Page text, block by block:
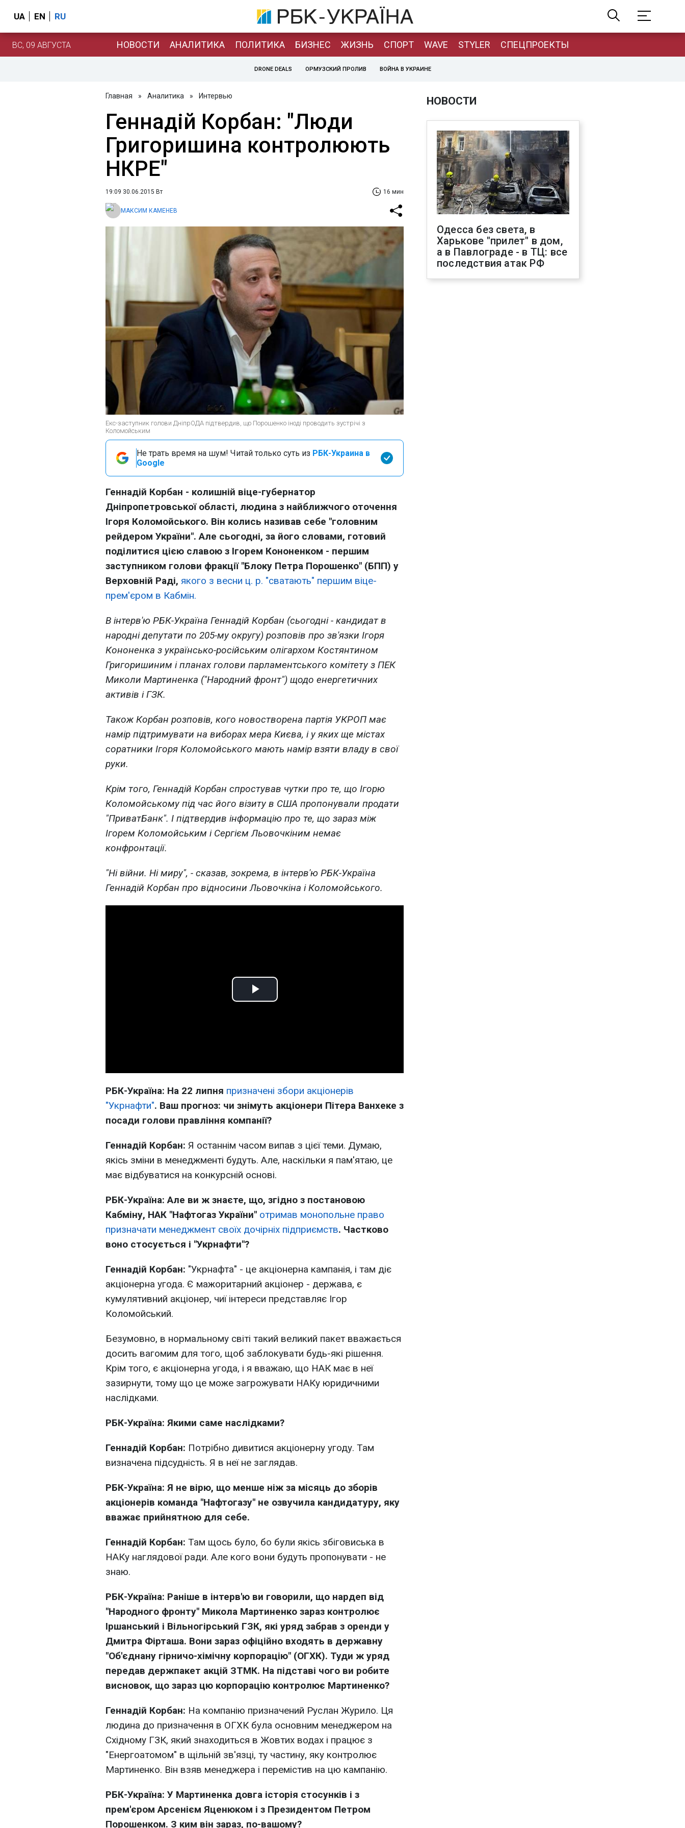
UA EN RU
ВС, 09 АВГУСТА НОВОСТИ АНАЛИТИКА ПОЛИТИКА БИЗНЕС ЖИЗНЬ СПОРТ WAVE STYLER СПЕЦПРОЕКТЫ
DRONE DEALS ОРМУЗСКИЙ ПРОЛИВ ВОЙНА В УКРАИНЕ
Главная » Аналитика » Интервью
Геннадій Корбан: "Люди
Григоришина контролюють
НКРЕ"
19:09 30.06.2015 Вт 16 мин
МАКСИМ КАМЕНЕВ
Екс-заступник голови ДніпрОДА підтвердив, що Порошенко іноді проводить зустрічі з
Коломойським
Не трать время на шум! Читай только суть из РБК-Украина в
Google
Геннадій Корбан - колишній віце-губернатор
Дніпропетровської області, людина з найближчого оточення
Ігоря Коломойського. Він колись називав себе "головним
рейдером України". Але сьогодні, за його словами, готовий
поділитися цією славою з Ігорем Кононенком - першим
заступником голови фракції "Блоку Петра Порошенко" (БПП) у
Верховній Раді, якого з весни ц. р. "сватають" першим віце-
прем'єром в Кабмін.
В інтерв'ю РБК-Україна Геннадій Корбан (сьогодні - кандидат в
народні депутати по 205-му округу) розповів про зв'язки Ігоря
Кононенка з українсько-російським олігархом Костянтином
Григоришиним і планах голови парламентського комітету з ПЕК
Миколи Мартиненка ("Народний фронт") щодо енергетичних
активів і ГЗК.
Також Корбан розповів, кого новостворена партія УКРОП має
намір підтримувати на виборах мера Києва, і у яких ще містах
соратники Ігоря Коломойського мають намір взяти владу в свої
руки.
Крім того, Геннадій Корбан спростував чутки про те, що Ігорю
Коломойському під час його візиту в США пропонували продати
"ПриватБанк". І підтвердив інформацію про те, що зараз між
Ігорем Коломойським і Сергієм Льовочкіним немає
конфронтації.
"Ні війни. Ні миру", - сказав, зокрема, в інтерв'ю РБК-Україна
Геннадій Корбан про відносини Льовочкіна і Коломойського.
Play
РБК-Україна: На 22 липня призначені збори акціонерів
"Укрнафти". Ваш прогноз: чи знімуть акціонери Пітера Ванхеке з
посади голови правління компанії?
Геннадій Корбан: Я останнім часом випав з цієї теми. Думаю,
якісь зміни в менеджменті будуть. Але, наскільки я пам'ятаю, це
має відбуватися на конкурсній основі.
РБК-Україна: Але ви ж знаєте, що, згідно з постановою
Кабміну, НАК "Нафтогаз України" отримав монопольне право
призначати менеджмент своїх дочірніх підприємств. Частково
воно стосується і "Укрнафти"?
Геннадій Корбан: "Укрнафта" - це акціонерна кампанія, і там діє
акціонерна угода. Є мажоритарний акціонер - держава, є
кумулятивний акціонер, чиї інтереси представляє Ігор
Коломойський.
Безумовно, в нормальному світі такий великий пакет вважається
досить вагомим для того, щоб заблокувати будь-які рішення.
Крім того, є акціонерна угода, і я вважаю, що НАК має в неї
зазирнути, тому що це може загрожувати НАКу юридичними
наслідками.
РБК-Україна: Якими саме наслідками?
Геннадій Корбан: Потрібно дивитися акціонерну угоду. Там
визначена підсудність. Я в неї не заглядав.
РБК-Україна: Я не вірю, що менше ніж за місяць до зборів
акціонерів команда "Нафтогазу" не озвучила кандидатуру, яку
вважає прийнятною для себе.
Геннадій Корбан: Там щось було, бо були якісь збіговиська в
НАКу наглядової ради. Але кого вони будуть пропонувати - не
знаю.
РБК-Україна: Раніше в інтерв'ю ви говорили, що нардеп від
"Народного фронту" Микола Мартиненко зараз контролює
Іршанський і Вільногірський ГЗК, які уряд забрав з оренди у
Дмитра Фірташа. Вони зараз офіційно входять в державну
"Об'єднану гірничо-хімічну корпорацію" (ОГХК). Туди ж уряд
передав держпакет акцій ЗТМК. На підставі чого ви робите
висновок, що зараз цю корпорацію контролює Мартиненко?
Геннадій Корбан: На компанію призначений Руслан Журило. Ця
людина до призначення в ОГХК була основним менеджером на
Східному ГЗК, який знаходиться в Жовтих водах і працює з
"Енергоатомом" в щільній зв'язці, ту частину, яку контролює
Мартиненко. Він взяв менеджера і перемістив на цю кампанію.
РБК-Україна: У Мартиненка довга історія стосунків і з
прем'єром Арсенієм Яценюком і з Президентом Петром
Порошенком. З ким він зараз, по-вашому?
НОВОСТИ
Одесса без света, в
Харькове "прилет" в дом,
а в Павлограде - в ТЦ: все
последствия атак РФ